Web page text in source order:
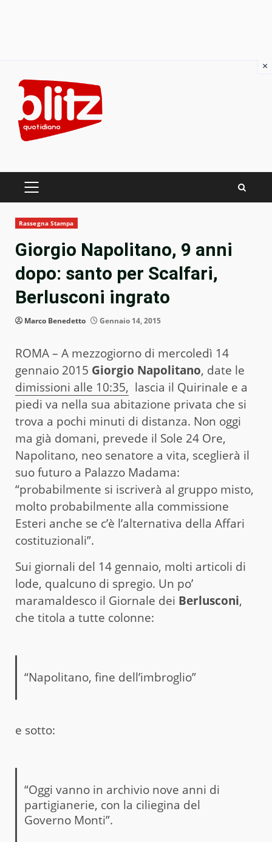
content
PRIMARY
Rassegna Stampa
Giorgio Napolitano, 9 anni
dopo: santo per Scalfari,
Berlusconi ingrato
Marco Benedetto Gennaio 14, 2015
ROMA – A mezzogiorno di mercoledì 14
gennaio 2015 Giorgio Napolitano, date le
dimissioni alle 10:35, lascia il Quirinale e a
piedi va nella sua abitazione privata che si
trova a pochi minuti di distanza. Non oggi
ma già domani, prevede il Sole 24 Ore,
Napolitano, neo senatore a vita, sceglierà il
suo futuro a Palazzo Madama:
“probabilmente si iscriverà al gruppo misto,
molto probabilmente alla commissione
Esteri anche se c’è l’alternativa della Affari
costituzionali”.
Sui giornali del 14 gennaio, molti articoli di
lode, qualcuno di spregio. Un po’
maramaldesco il Giornale dei Berlusconi,
che titola a tutte colonne:
“Napolitano, fine dell’imbroglio”
e sotto:
“Oggi vanno in archivio nove anni di
partigianerie, con la ciliegina del
Governo Monti”.
×